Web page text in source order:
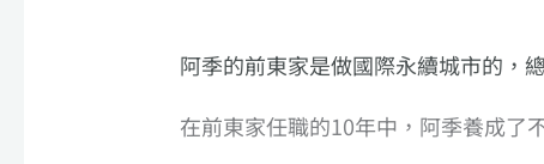
阿季的前東家是做國際永續城市的，
在前東家任職的10年中，阿季養成了